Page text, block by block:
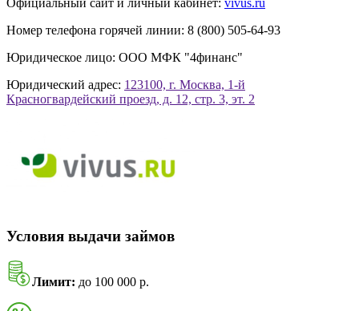
Номер телефона горячей линии: 8 (800) 505-64-93
Юридическое лицо: ООО МФК "4финанс"
Юридический адрес: 123100, г. Москва, 1-й
Красногвардейский проезд, д. 12, стр. 3, эт. 2
Условия выдачи займов
Лимит: до 100 000 р.